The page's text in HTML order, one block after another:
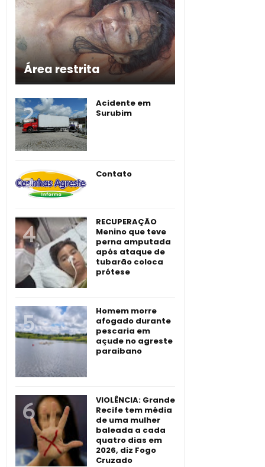
Área restrita
Acidente em
Surubim
Contato
RECUPERAÇÃO
Menino que teve
perna amputada
após ataque de
tubarão coloca
prótese
Homem morre
afogado durante
pescaria em
açude no agreste
paraibano
VIOLÊNCIA: Grande
Recife tem média
de uma mulher
baleada a cada
quatro dias em
2026, diz Fogo
Cruzado